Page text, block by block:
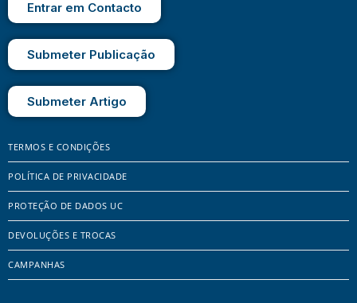
Entrar em Contacto
Submeter Publicação
Submeter Artigo
TERMOS E CONDIÇÕES
POLÍTICA DE PRIVACIDADE
PROTEÇÃO DE DADOS UC
DEVOLUÇÕES E TROCAS
CAMPANHAS